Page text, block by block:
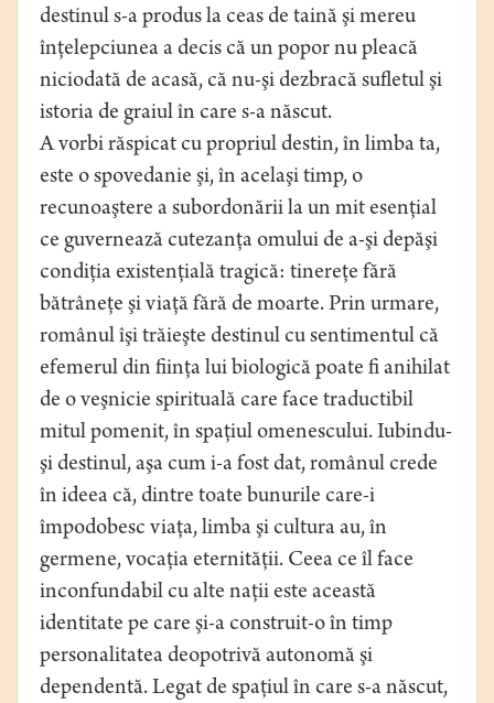
destinul s-a produs la ceas de taină şi mereu
înţelepciunea a decis că un popor nu pleacă
niciodată de acasă, că nu-şi dezbracă sufletul şi
istoria de graiul în care s-a născut.
A vorbi răspicat cu propriul destin, în limba ta,
este o spovedanie şi, în acelaşi timp, o
recunoaştere a subordonării la un mit esenţial
ce guvernează cutezanţa omului de a-şi depăşi
condiţia existenţială tragică: tinereţe fără
bătrâneţe şi viaţă fără de moarte. Prin urmare,
românul îşi trăieşte destinul cu sentimentul că
efemerul din fiinţa lui biologică poate fi anihilat
de o veşnicie spirituală care face traductibil
mitul pomenit, în spaţiul omenescului. Iubindu-
şi destinul, aşa cum i-a fost dat, românul crede
în ideea că, dintre toate bunurile care-i
împodobesc viaţa, limba şi cultura au, în
germene, vocaţia eternităţii. Ceea ce îl face
inconfundabil cu alte naţii este această
identitate pe care şi-a construit-o în timp
personalitatea deopotrivă autonomă şi
dependentă. Legat de spaţiul în care s-a născut,